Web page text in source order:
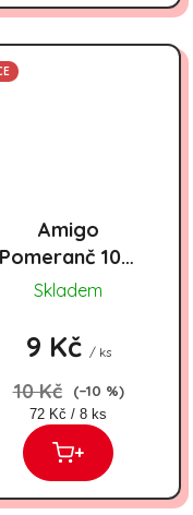
Amigo
Pomeranč 10%
200ml
Skladem
9 Kč / ks
10 Kč
(–10 %)
Měrná cena:
72 Kč / 8 ks
+